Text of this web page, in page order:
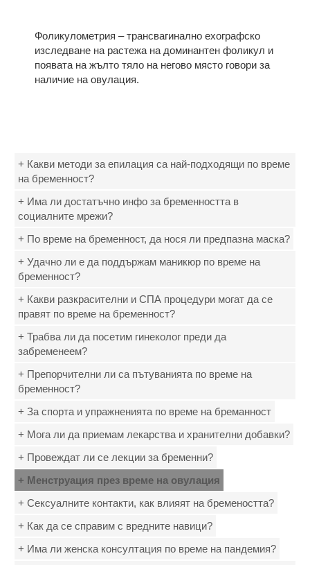
Фоликулометрия – трансвагинално ехографско
изследване на растежа на доминантен фоликул и
появата на жълто тяло на негово място говори за
наличие на овулация.
+ Какви методи за епилация са най-подходящи по време
на бременност?
+ Има ли достатъчно инфо за бременността в
социалните мрежи?
+ По време на бременност, да нося ли предпазна маска?
+ Удачно ли е да поддържам маникюр по време на
бременност?
+ Какви разкрасителни и СПА процедури могат да се
правят по време на бременност?
+ Трабва ли да посетим гинеколог преди да
забременеем?
+ Препорчителни ли са пътуванията по време на
бременност?
+ За спорта и упражненията по време на бреманност
+ Мога ли да приемам лекарства и хранителни добавки?
+ Провеждат ли се лекции за бременни?
+ Менструация през време на овулация
+ Сексуалните контакти, как влияят на бремеността?
+ Как да се справим с вредните навици?
+ Има ли женска консултация по време на пандемия?